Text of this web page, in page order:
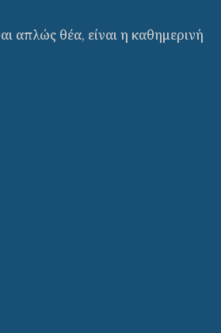
απλώς θέα, είναι η καθημερινή